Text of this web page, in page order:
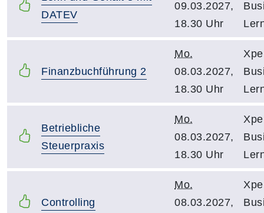
DATEV
09.03.2027,
18.30 Uhr
Finanzbuchführung 2
Mo.
08.03.2027,
18.30 Uhr
Betriebliche
Steuerpraxis
Mo.
08.03.2027,
18.30 Uhr
Controlling
Mo.
08.03.2027,